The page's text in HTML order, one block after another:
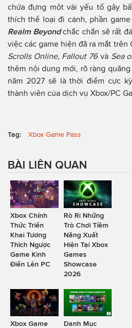
chứa đựng một vài yếu tố gây
thích thể loại đi cảnh, phần game
Realm Beyondchắc chắn sẽ rất
việc các game hiện đã ra mắt trên
Scrolls Online, Fallout 76 và Sea
thêm nội dung mới, rõ ràng
năm 2027 sẽ là thời điểm cực
thành viên của dịch vụ Xbox/PC
Tag: Xbox Game Pass
BÀI LIÊN QUAN
Xbox Chính
Thức Triển
Khai Tương
Thích Ngược
Game Kinh
Điển Lên PC
Rò Rỉ Những
Trò Chơi Tiềm
Năng Xuất
Hiện Tại Xbox
Games
Showcase
2026
Xbox Game
Danh Mục